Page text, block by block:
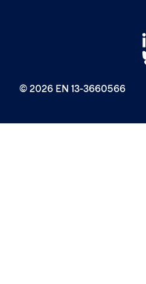
© 2026 EN 13-3660566